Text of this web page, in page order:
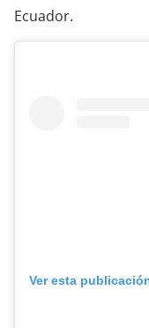
Ecuador.
Ver esta